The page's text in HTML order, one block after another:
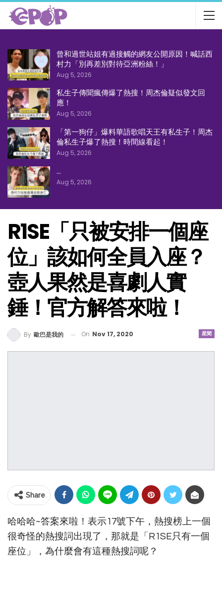
曾和過世站姐有過接觸的網友公開原因！喊話西
村力「別再差別對待亞洲粉絲！」
Aug 5, 2026
私生子傳聞瘋傳爆了熱搜！周杰倫疑似發文回
應！
Aug 5, 2026
「第一狗仔」爆料華語歌唱天王有私生子！周杰
倫私生子爆了熱搜！時間線看起！
Aug 5, 2026
…
Aug 5, 2026
R1SE「只被安排一個座
位」該如何全員入座？
壺人果然是喜劇人實
錘！官方解答來啦！
星聞
By 歐巴是我的 On Nov 17, 2020
Share
哈哈哈~答案來啦！表示17號下午，熱搜榜上一個
很奇怪的熱搜詞出現了，那就是「R1SE只有一個
座位」，為什麼會有這種熱搜詞呢？